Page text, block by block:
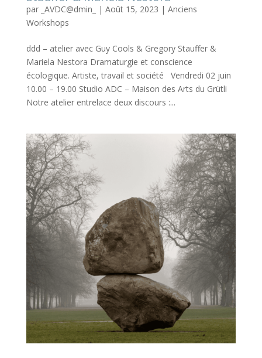
par _AVDC@dmin_ | Août 15, 2023 | Anciens
Workshops
ddd – atelier avec Guy Cools & Gregory Stauffer &
Mariela Nestora Dramaturgie et conscience
écologique. Artiste, travail et société Vendredi 02 juin
10.00 – 19.00 Studio ADC – Maison des Arts du Grütli
Notre atelier entrelace deux discours :...